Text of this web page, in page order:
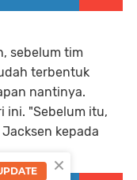
sebelum tim
terbentuk
nantinya.
ini. "Sebelum itu,
kepada
×